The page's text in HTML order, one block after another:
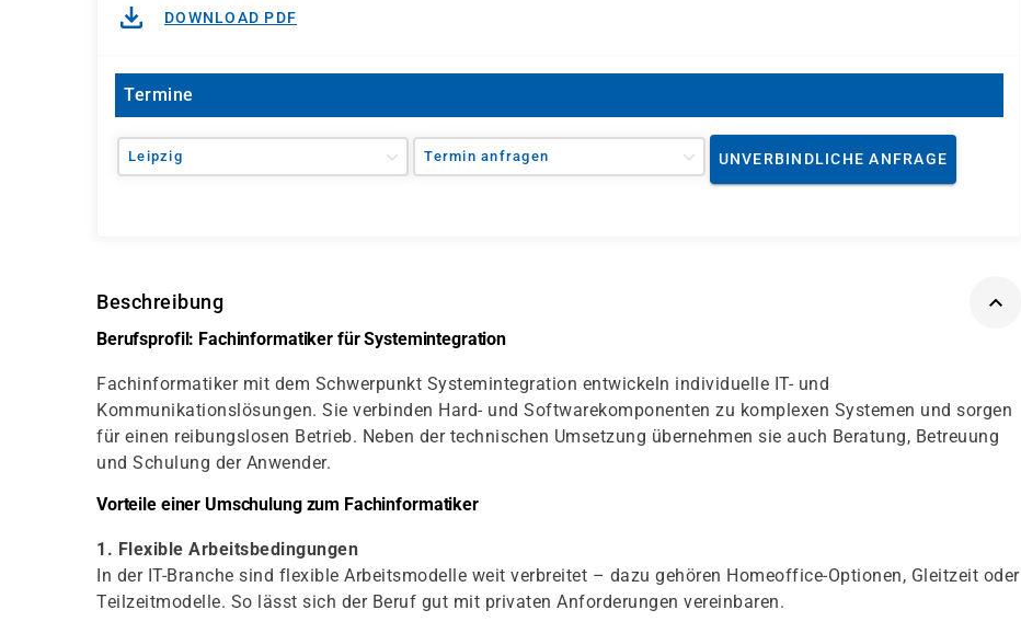
DOWNLOAD PDF
Termine
Leipzig Termin anfragen UNVERBINDLICHE ANFRAGE
Beschreibung
Berufsprofil: Fachinformatiker für Systemintegration
Fachinformatiker mit dem Schwerpunkt Systemintegration entwickeln individuelle IT- und
Kommunikationslösungen. Sie verbinden Hard- und Softwarekomponenten zu komplexen Systemen und sorgen
für einen reibungslosen Betrieb. Neben der technischen Umsetzung übernehmen sie auch Beratung, Betreuung
und Schulung der Anwender.
Vorteile einer Umschulung zum Fachinformatiker
1. Flexible Arbeitsbedingungen
In der IT-Branche sind flexible Arbeitsmodelle weit verbreitet – dazu gehören Homeoffice-Optionen, Gleitzeit oder
Teilzeitmodelle. So lässt sich der Beruf gut mit privaten Anforderungen vereinbaren.